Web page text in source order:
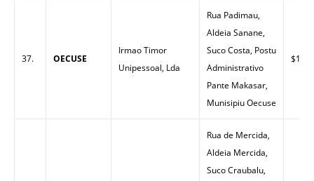
37. OECUSE
Irmao Timor
Unipessoal, Lda
Rua Padimau,
Aldeia Sanane,
Suco Costa, Postu
Administrativo
Pante Makasar,
Munisipiu Oecuse
$1.66
Rua de Mercida,
Aldeia Mercida,
Suco Craubalu,